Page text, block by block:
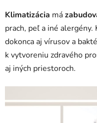
Klimatizácia má
prach, peľ a iné
dokonca aj vírusov a
k vytvoreniu zdravého
aj iných priestoroch.